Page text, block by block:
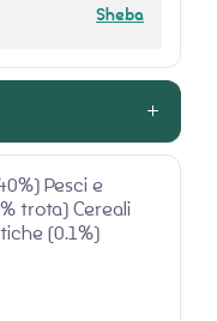
Sheba
Pesci e
trota) Cereali
(0.1%)